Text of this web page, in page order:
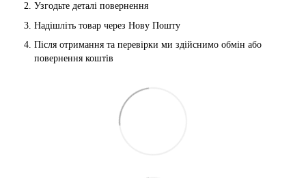
Узгодьте деталі повернення
Надішліть товар через Нову Пошту
Після отримання та перевірки ми здійснимо обмін або
повернення коштів